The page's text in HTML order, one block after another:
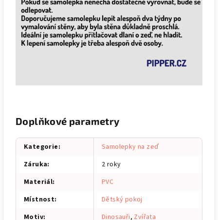
Doplňkové parametry
Kategorie:
Samolepky na zeď
Záruka:
2 roky
Materiál:
PVC
Místnost:
Dětský pokoj
Motiv: Dinosauři, Zvířata